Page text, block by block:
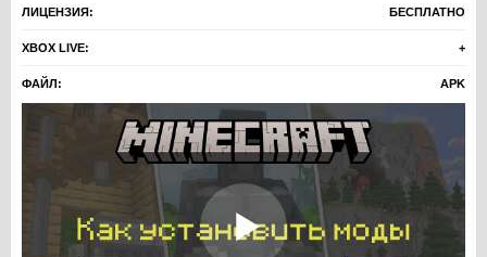
ЛИЦЕНЗИЯ: БЕСПЛАТНО
XBOX LIVE: +
ФАЙЛ: APK